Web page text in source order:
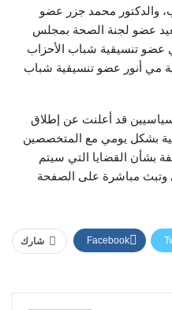
والدكتور محمد جزر عضو
عضو لجنة الصحة بمجلس
عضو تنسيقية شباب الأحزاب
مي أنور عضو تنسيقية شباب
قد أعلنت عن إطلاق
بشكل يومي مع المتخصصين
بشأن القضايا التي سيتم
وتبث مباشرة على الصفحة
شارك Facebook